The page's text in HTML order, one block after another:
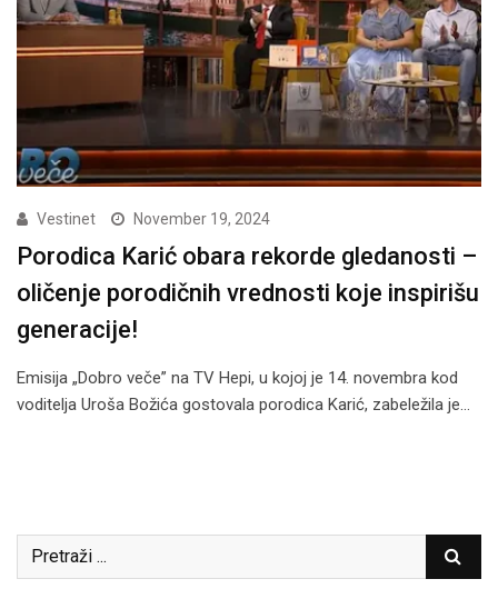
Vestinet November 19, 2024
Porodica Karić obara rekorde gledanosti –
oličenje porodičnih vrednosti koje inspirišu
generacije!
Emisija „Dobro veče” na TV Hepi, u kojoj je 14. novembra kod
voditelja Uroša Božića gostovala porodica Karić, zabeležila je…